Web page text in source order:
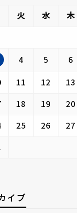
火 水 木
4 5 6
11 12 13
18 19 20
25 26 27
イブ